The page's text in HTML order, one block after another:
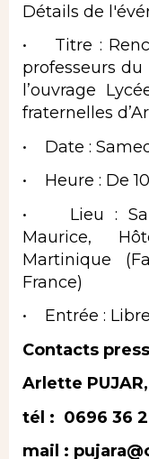
Détails de
• Titre :
professeurs
l’ouvrage
fraternelles
• Date :
• Heure : De
• Lieu :
Maurice,
Martinique
France)
• Entrée :
Contacts
Arlette
tél : 0696 36
mail :